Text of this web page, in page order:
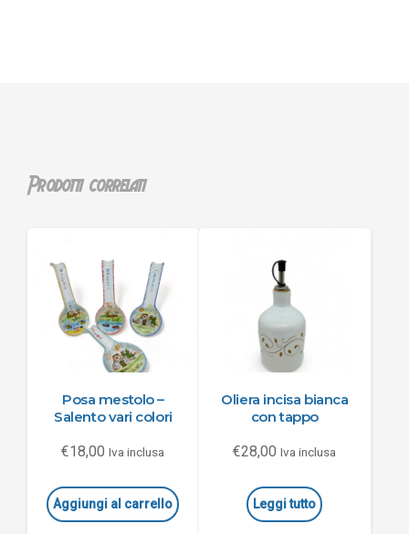
Prodotti correlati
Posa mestolo –
Salento vari colori
€18,00 Iva inclusa
Aggiungi al carrello
Oliera incisa bianca
con tappo
€28,00 Iva inclusa
Leggi tutto